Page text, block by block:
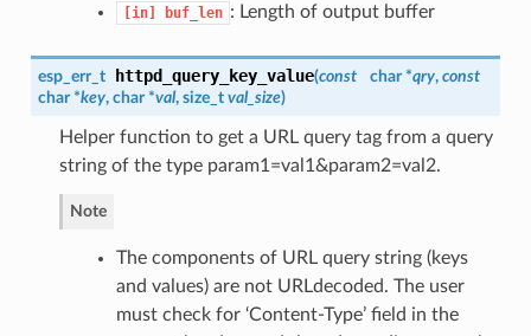
[in] buf_len : Length of output buffer
esp_err_t httpd_query_key_value(const char *qry, const
char *key, char *val, size_t val_size)
Helper function to get a URL query tag from a query
string of the type param1=val1&param2=val2.
Note
The components of URL query string (keys
and values) are not URLdecoded. The user
must check for ‘Content-Type’ field in the